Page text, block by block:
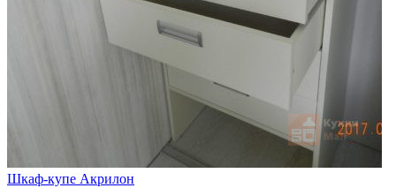
Шкаф-купе Акрилон